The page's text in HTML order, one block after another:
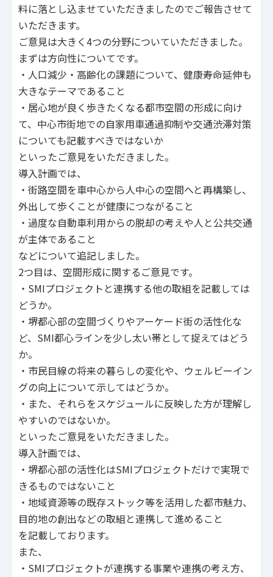
料に落とし込ませていただきましたのでご報告させて
いただきます。
ご意見は大きく4つの分野についていただきました。
まずは方向性についてです。
・人口減少・高齢化の課題について、健康寿命延伸も
大きなテーマであること
・居心地が良く歩きたくなる都市空間の形成に向け
て、中心市街地での自家用車通過抑制や交通渋滞対策
についても記載すべきではないか
といったご意見をいただきました。
導入計画では、
・街路空間を車中心から人中心の空間へと再構築し、
外出して歩くことが健康につながること
・過度な自動車利用からの脱却の考えや人と公共交通
が主体であること
などについて追記しました。
2つ目は、空間形成に関するご意見です。
・SMIプロジェクトと連携する他の取組を記載しては
どうか。
・堺都心部の空間づくりやアーケード街の活性化な
ど、SMI都心ラインを少し太い帯として捉えてはどう
か。
・市民目線の将来の暮らしの変化や、ウェルビーイン
グの向上について示してはどうか。
・また、それらをスケジュールに反映した方が理解し
やすいのではないか。
といったご意見をいただきました。
導入計画では、
・堺都心部の活性化はSMIプロジェクトだけで実現で
きるものではないこと
・地域資源等の既存ストック等を活用した都市魅力、
目的地の創出などの取組と連携して進めること
を記載しております。
また、
・SMIプロジェクトが連携する事業や連携の考え方、